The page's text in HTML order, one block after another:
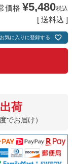
価格 ¥5,480税込
送料込
お気に入りに登録する
荷
でお届け）